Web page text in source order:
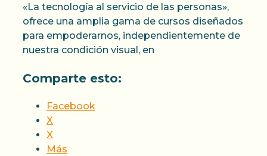
«La tecnología al servicio de las personas»,
ofrece una amplia gama de cursos diseñados
para empoderarnos, independientemente de
nuestra condición visual, en
Comparte esto:
Facebook
X
X
Más